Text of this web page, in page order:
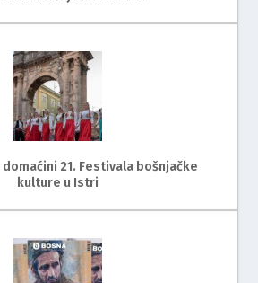
domaćini 21. Festivala bošnjačke
kulture u Istri